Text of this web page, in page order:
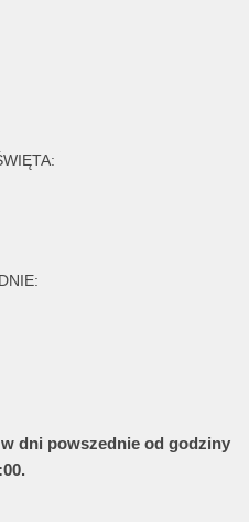
dni powszednie od godziny